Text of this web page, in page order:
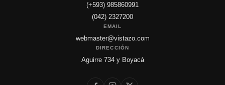
(+593) 985860991
(042) 2327200
EMAIL
webmaster@vistazo.com
DIRECCIÓN
Aguirre 734 y Boyacá